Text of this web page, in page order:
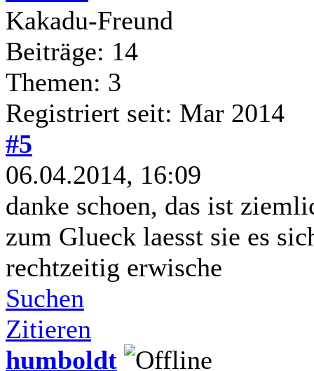
Kakadu-Freund
Beiträge: 14
Themen: 3
Registriert seit: Mar 2014
#5
06.04.2014, 16:09
danke schoen, das ist
zum Glueck laesst sie es
rechtzeitig erwische
Suchen
Zitieren
humboldt